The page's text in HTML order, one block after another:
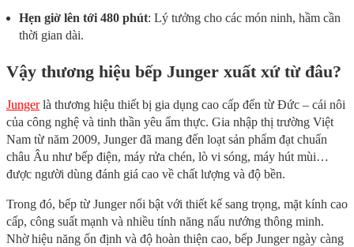
Hẹn giờ lên tới 480 phút: Lý tưởng cho các món ninh, hầm cần
thời gian dài.
Vậy thương hiệu bếp Junger xuất xứ từ đâu?
Jungerlà thương hiệu thiết bị gia dụng cao cấp đến từ Đức – cái nôi
của công nghệ và tinh thần yêu ẩm thực. Gia nhập thị trường Việt
Nam từ năm 2009, Junger đã mang đến loạt sản phẩm đạt chuẩn
châu Âu như bếp điện, máy rửa chén, lò vi sóng, máy hút mùi…
được người dùng đánh giá cao về chất lượng và độ bền.
Trong đó, bếp từ Junger nổi bật với thiết kế sang trọng, mặt kính cao
cấp, công suất mạnh và nhiều tính năng nấu nướng thông minh.
Nhờ hiệu năng ổn định và độ hoàn thiện cao, bếp Junger ngày càng